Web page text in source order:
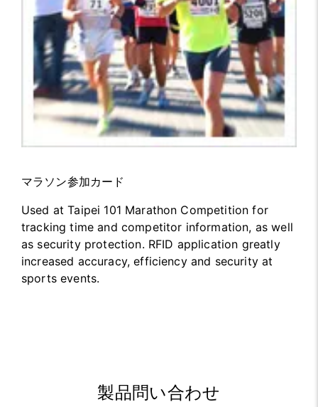
マラソン参加カード
Used at Taipei 101 Marathon Competition for
tracking time and competitor information, as well
as security protection. RFID application greatly
increased accuracy, efficiency and security at
sports events.
製品問い合わせ